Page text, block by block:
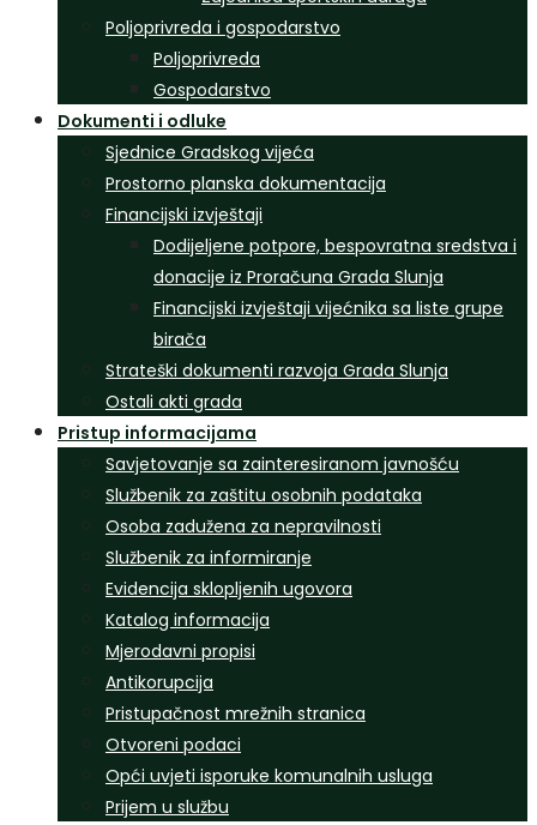
Poljoprivreda i gospodarstvo
Poljoprivreda
Gospodarstvo
Dokumenti i odluke
Sjednice Gradskog vijeća
Prostorno planska dokumentacija
Financijski izvještaji
Dodijeljene potpore, bespovratna sredstva i
donacije iz Proračuna Grada Slunja
Financijski izvještaji vijećnika sa liste grupe
birača
Strateški dokumenti razvoja Grada Slunja
Ostali akti grada
Pristup informacijama
Savjetovanje sa zainteresiranom javnošću
Službenik za zaštitu osobnih podataka
Osoba zadužena za nepravilnosti
Službenik za informiranje
Evidencija sklopljenih ugovora
Katalog informacija
Mjerodavni propisi
Antikorupcija
Pristupačnost mrežnih stranica
Otvoreni podaci
Opći uvjeti isporuke komunalnih usluga
Prijem u službu